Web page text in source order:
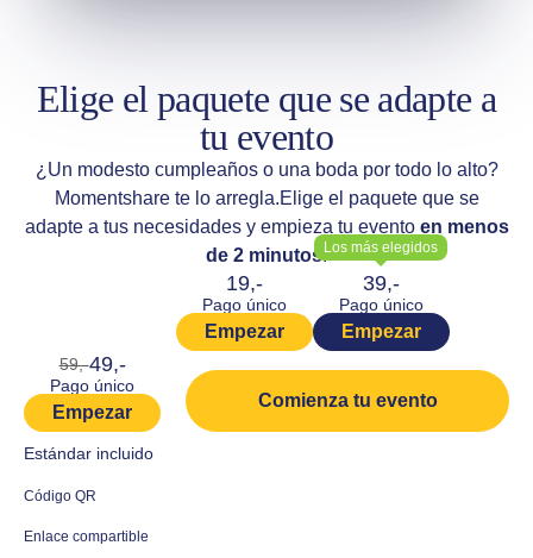
Elige el paquete que se adapte a
tu evento
¿Un modesto cumpleaños o una boda por todo lo alto?
Momentshare te lo arregla.Elige el paquete que se
adapte a tus necesidades y empieza tu evento en menos
de 2 minutos!
19,-
Pago único
Empezar
Los más elegidos
39,-
Pago único
Empezar
59,-49,-
Pago único
Empezar
Comienza tu evento
Estándar incluido
Código QR
Enlace compartible